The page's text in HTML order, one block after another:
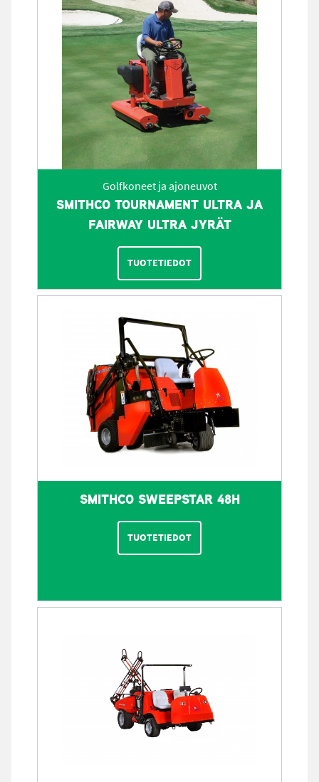
Golfkoneet ja ajoneuvot
SMITHCO TOURNAMENT ULTRA JA
FAIRWAY ULTRA JYRÄT
TUOTETIEDOT
SMITHCO SWEEPSTAR 48H
TUOTETIEDOT